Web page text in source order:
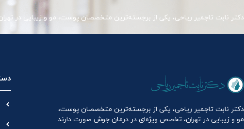
دکتر نابت تاجمیر ریاحی، یکی از برجسته‌ترین متخصصان پوست، مو و زیبایی در
دکتر نابت تاجمیر ریاحی، یکی از برجسته‌ترین متخصصان پوست،
مو و زیبایی در تهران، تخصص ویژه‌ای در درمان جوش صورت دارند